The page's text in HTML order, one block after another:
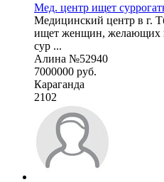
Мед. центр ищет
Медицинский центр в г.
ищет женщин, желающих
сур ...
Алина №52940
7000000 руб.
Караганда
2102